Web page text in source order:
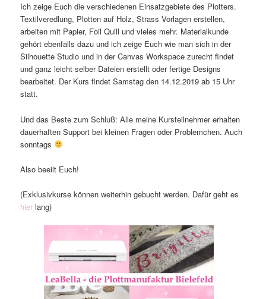
Ich zeige Euch die verschiedenen Einsatzgebiete des Plotters.
Textilveredlung, Plotten auf Holz, Strass Vorlagen erstellen,
arbeiten mit Papier, Foil Quill und vieles mehr. Materialkunde
gehört ebenfalls dazu und ich zeige Euch wie man sich in der
Silhouette Studio und in der Canvas Workspace zurecht findet
und ganz leicht selber Dateien erstellt oder fertige Designs
bearbeitet. Der Kurs findet Samstag den 14.12.2019 ab 15 Uhr
statt.
Und das Beste zum Schluß: Alle meine Kursteilnehmer erhalten
dauerhaften Support bei kleinen Fragen oder Problemchen. Auch
sonntags
Also beeilt Euch!
(Exklusivkurse können weiterhin gebucht werden. Dafür geht es
hier lang)